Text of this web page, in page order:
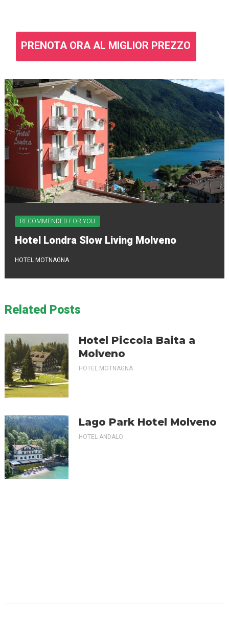
PRENOTA ORA AL MIGLIOR PREZZO
RECOMMENDED FOR YOU
Hotel Londra Slow Living Molveno
HOTEL MOTNAGNA
Related Posts
Hotel Piccola Baita a
Molveno
HOTEL MOTNAGNA
Lago Park Hotel Molveno
HOTEL ANDALO